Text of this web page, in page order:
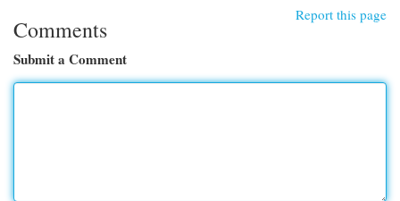
Report this page
Comments
Submit a Comment